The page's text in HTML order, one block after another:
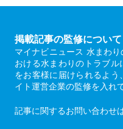
掲載記事の監修について
マイナビニュース 水まわ
おける水まわりのトラブル
をお客様に届けられるよ
イト運営企業の監修を入れ
記事に関するお問い合わせ